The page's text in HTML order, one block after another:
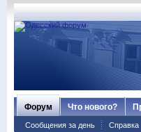
Форум
Сообщения за день Справка
Что нового?